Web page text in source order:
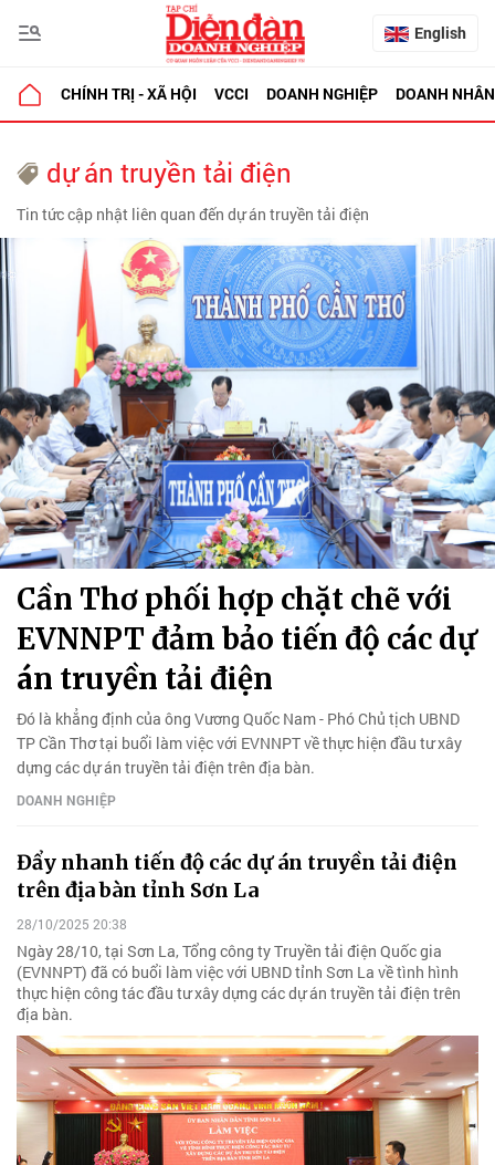
English
CHÍNH TRỊ - XÃ HỘI VCCI DOANH NGHIỆP DOANH NHÂN
dự án truyền tải điện
Tin tức cập nhật liên quan đến dự án truyền tải điện
Cần Thơ phối hợp chặt chẽ với
EVNNPT đảm bảo tiến độ các dự
án truyền tải điện
Đó là khẳng định của ông Vương Quốc Nam - Phó Chủ tịch UBND
TP Cần Thơ tại buổi làm việc với EVNNPT về thực hiện đầu tư xây
dựng các dự án truyền tải điện trên địa bàn.
DOANH NGHIỆP
Đẩy nhanh tiến độ các dự án truyền tải điện
trên địa bàn tỉnh Sơn La
28/10/2025 20:38
Ngày 28/10, tại Sơn La, Tổng công ty Truyền tải điện Quốc gia
(EVNNPT) đã có buổi làm việc với UBND tỉnh Sơn La về tình hình
thực hiện công tác đầu tư xây dựng các dự án truyền tải điện trên
địa bàn.